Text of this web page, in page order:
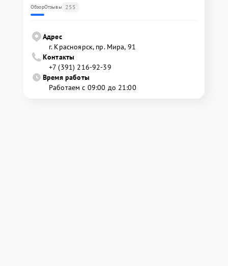
ОбзорОтзывы 255
Адрес
г. Красноярск, ​пр. Мира, 91
Контакты
+7 (391) 216-92-39
Время работы
Работаем с 09:00 до 21:00